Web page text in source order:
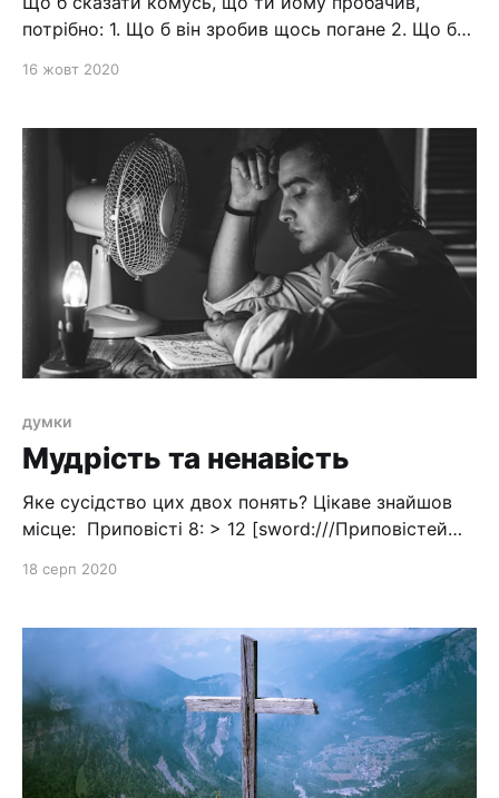
потрібно: 1. Що б він зробив щось погане 2. Що б
16 жовт 2020
думки
Мудрість та ненавість
Яке сусідство цих двох понять? Цікаве знайшов
місце: Приповісті 8: > 12 [sword:///Приповістей
знаходжу пізнання розважне. 13 [sword:///
ненавидіти: я ненавиджу пиху та гордість, і
дорогу лиху та лукаві уста! 14 [sword:///
Приповістей
18 серп 2020